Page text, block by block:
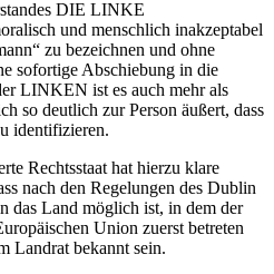
DIE LINKE
und menschlich inakzeptabel
zu bezeichnen und ohne
sofortige Abschiebung in die
LINKEN ist es auch mehr als
so deutlich zur Person äußert, dass
identifizieren.
Rechtsstaat hat hierzu klare
nach den Regelungen des Dublin
das Land möglich ist, in dem der
Union zuerst betreten
Landrat bekannt sein.